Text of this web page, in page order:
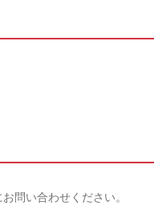
問い合わせください。